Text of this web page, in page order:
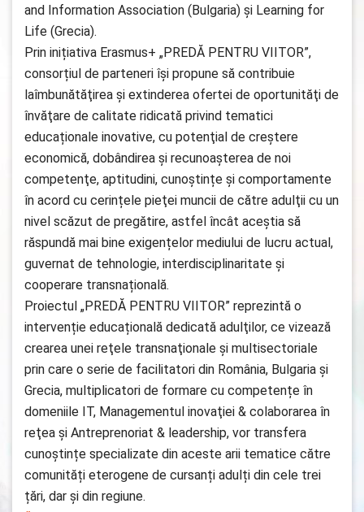
and Information Association (Bulgaria) și Learning for
Life (Grecia).
Prin inițiativa Erasmus+ „PREDĂ PENTRU VIITOR”,
consorțiul de parteneri își propune să contribuie
laîmbunătăţirea şi extinderea ofertei de oportunităţi de
învăţare de calitate ridicată privind tematici
educaționale inovative, cu potenţial de creştere
economică, dobândirea și recunoașterea de noi
competenţe, aptitudini, cunoștințe și comportamente
în acord cu cerințele pieţei muncii de către adulţii cu un
nivel scăzut de pregătire, astfel încât aceştia să
răspundă mai bine exigențelor mediului de lucru actual,
guvernat de tehnologie, interdisciplinaritate și
cooperare transnațională.
Proiectul „PREDĂ PENTRU VIITOR” reprezintă o
intervenție educațională dedicată adulţilor, ce vizează
crearea unei reţele transnaţionale și multisectoriale
prin care o serie de facilitatori din România, Bulgaria şi
Grecia, multiplicatori de formare cu competențe în
domeniile IT, Managementul inovaţiei & colaborarea în
reţea și Antreprenoriat & leadership, vor transfera
cunoștințe specializate din aceste arii tematice către
comunități eterogene de cursanți adulți din cele trei
țări, dar și din regiune.